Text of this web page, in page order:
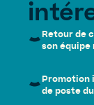
Retour de
son équipe
Promotion
de poste